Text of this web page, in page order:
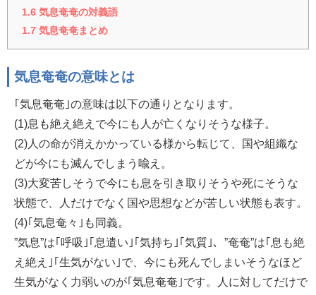
1.6 気息奄奄の対義語
1.7 気息奄奄まとめ
気息奄奄の意味とは
｢気息奄奄｣の意味は以下の通りとなります。
(1)息も絶え絶えで今にも人が亡くなりそうな様子。
(2)人の命が消えかかっている様から転じて、国や組織な
どが今にも滅んでしまう喩え。
(3)大変苦しそうで今にも息を引き取りそうや死にそうな
状態で、人だけでなく国や思想などが苦しい状態も表す。
(4)｢気息奄々｣も同義。
”気息”は｢呼吸｣｢息遣い｣｢気持ち｣｢気質｣、”奄奄”は｢息も絶
え絶え｣｢生気がない｣で、今にも死んでしまいそうなほど
生気がなく力弱いのが｢気息奄奄｣です。人に対してだけで